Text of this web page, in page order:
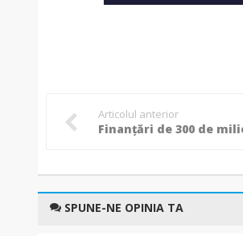
Articolul anterior
SPUNE-NE OPINIA TA